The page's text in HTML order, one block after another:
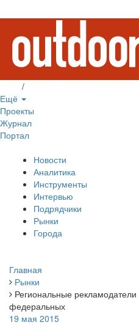
/
Ещё
Проекты
Журнал
Портал
Новости
Аналитика
Инструменты
Интервью
Подрядчики
Рынки
Города
Главная
Рынки
Региональные
федеральных
19 мая 2015